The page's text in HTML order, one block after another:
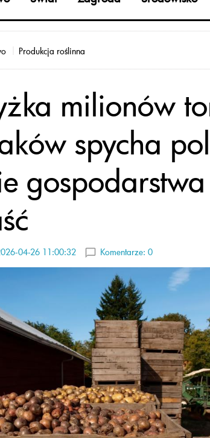
Produkcja roślinna
milionów
spycha
04-26 11:00:32 Komentarze: 0